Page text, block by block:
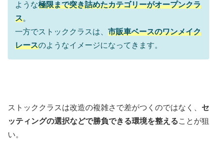
ような極限まで突き詰めたカテゴリーがオープンクラ
ス。
一方でストッククラスは、 市販車ベースのワンメイク
レースのようなイメージになってきます。
ストッククラスは改造の複雑さで差がつくのではなく、 セ
ッティングの選択などで勝負できる環境を整えることが狙
い。